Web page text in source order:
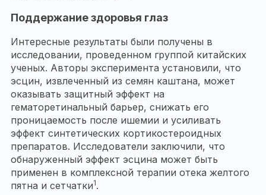
Поддержание здоровья глаз
Интересные результаты были получены в
исследовании, проведенном группой китайских
ученых. Авторы эксперимента установили, что
эсцин, извлеченный из семян каштана, может
оказывать защитный эффект на
гематоретинальный барьер, снижать его
проницаемость после ишемии и усиливать
эффект синтетических кортикостероидных
препаратов. Исследователи заключили, что
обнаруженный эффект эсцина может быть
применен в комплексной терапии отека желтого
пятна и сетчатки1.